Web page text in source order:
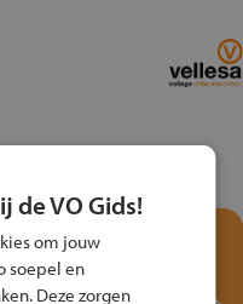
met het
de VO Gids!
om jouw
soepel en
Deze zorgen